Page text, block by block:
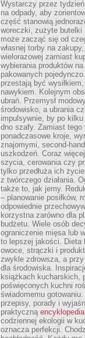
Wystarczy przez
na odpady, aby
część stanowią
woreczki, zużyte butelki
może zacząć się od
własnej torby na
wielorazowej zamiast
wybierania produktów
pakowanych
przestają być
nawykiem. Kolejnym
ubrań. Przemysł
środowisko, a ubrania
impulsywnie, by po kilku
dno szafy. Zamiast
ponadczasowe kroje,
znajomymi, second-
uszkodzeń. Coraz
szycia, cerowania czy
tylko przedłuża ich
z twórczego działania.
także to, jak jemy.
– planowanie posiłków,
odpowiednie
korzystna zarówno dla
budżetu. Wiele osób
ograniczenie mięsa lub
to lepszej jakości. Dieta
owoce, strączki i
zwykle zdrowsza, a
dla środowiska.
książkach kucharskich,
poświęconych kuchni
świadomemu
przepisy, porady i
praktyczną
codziennej ekologii w
oznacza perfekcji.